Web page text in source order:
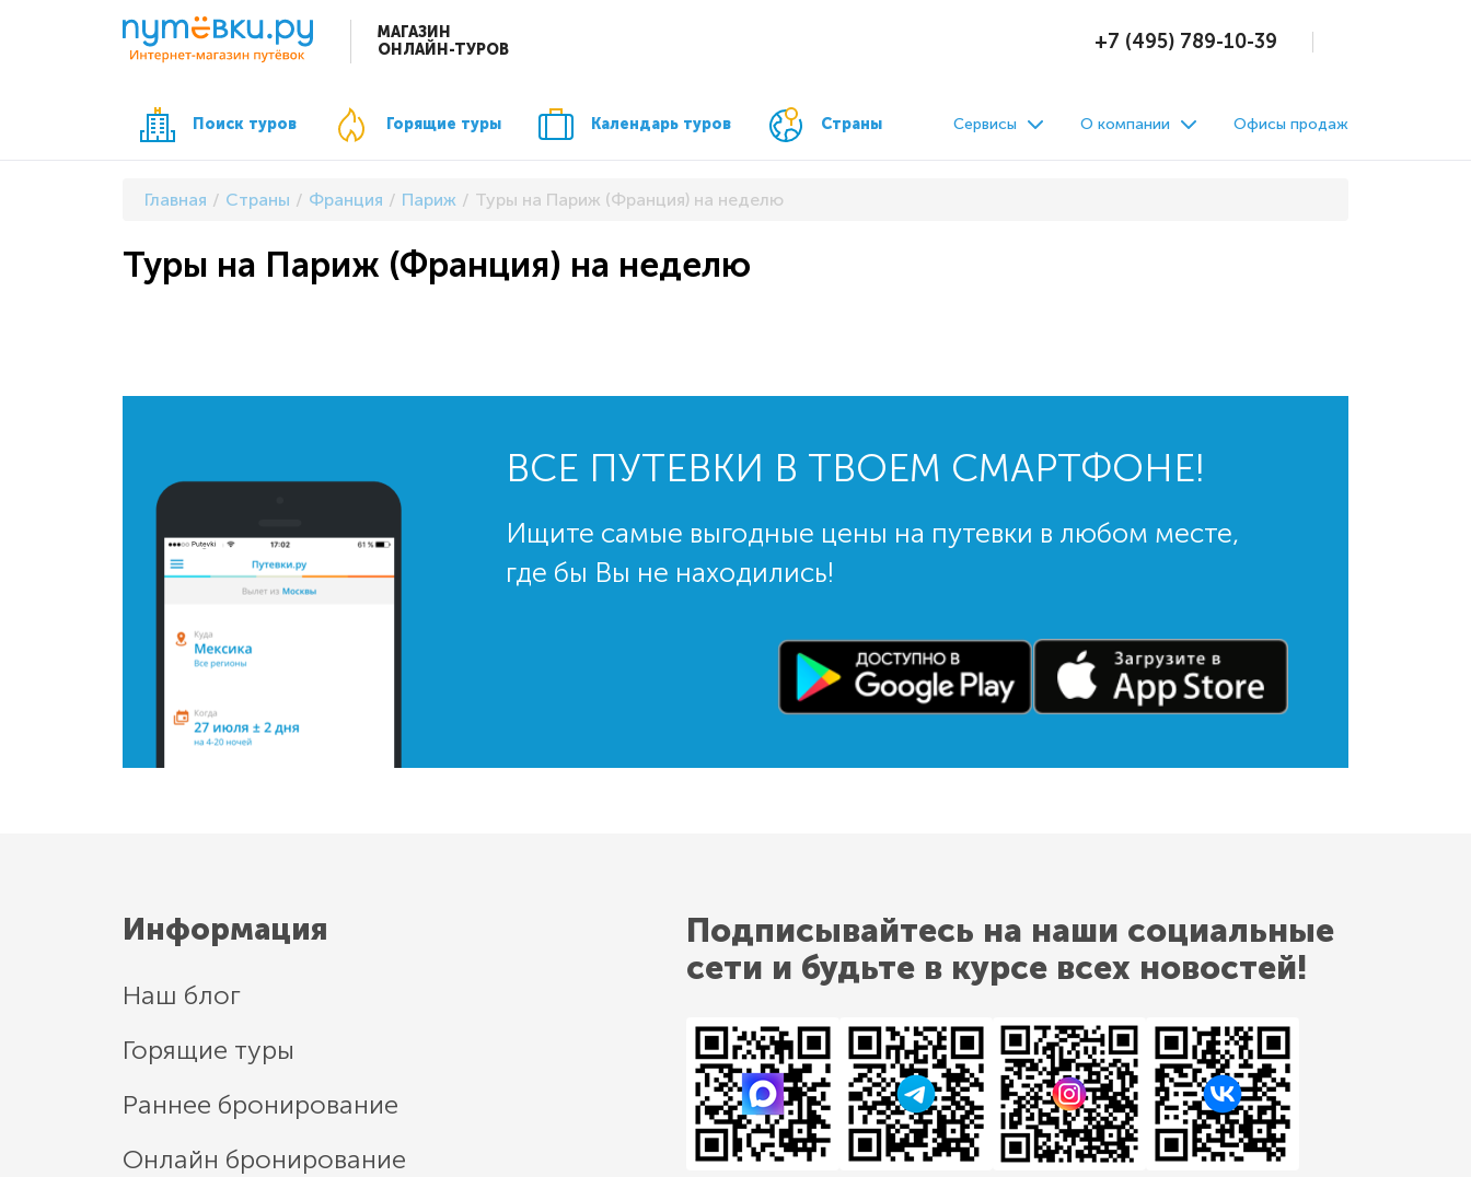
МАГАЗИН
ОНЛАЙН-ТУРОВ
+7 (495) 789-10-39
Поиск туров Горящие туры Календарь туров Страны Сервисы О компании Офисы продаж
Главная Страны Франция Париж Туры на Париж (Франция) на неделю
Туры на Париж (Франция) на неделю
ВСЕ ПУТЕВКИ В ТВОЕМ СМАРТФОНЕ!
Ищите самые выгодные цены на путевки в любом месте,
где бы Вы не находились!
Информация
Наш блог
Горящие туры
Раннее бронирование
Онлайн бронирование
Подписывайтесь на наши социальные
сети и будьте в курсе всех новостей!